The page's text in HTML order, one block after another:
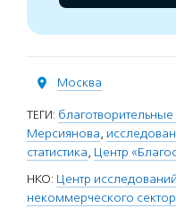
Москва
ТЕГИ:
Мерсиянова,
статистика, Центр
НКО: Центр
некоммерческого